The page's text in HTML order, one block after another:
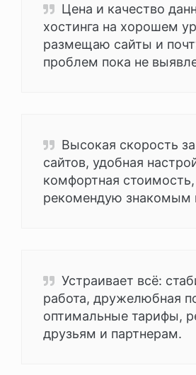
Цена и качество
хостинга на хорошем
размещаю сайты и
проблем пока не
Высокая скорость
сайтов, удобная
комфортная стоимость,
рекомендую знакомым
Устраивает всё:
работа, дружелюбная
оптимальные тарифы,
друзьям и партнерам.